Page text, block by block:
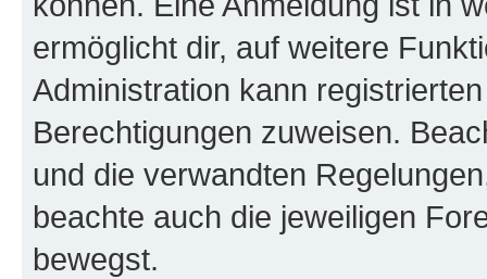
ermöglicht dir, auf weitere
Administration kann
Berechtigungen zuweisen.
und die verwandten
beachte auch die jeweiligen
bewegst.